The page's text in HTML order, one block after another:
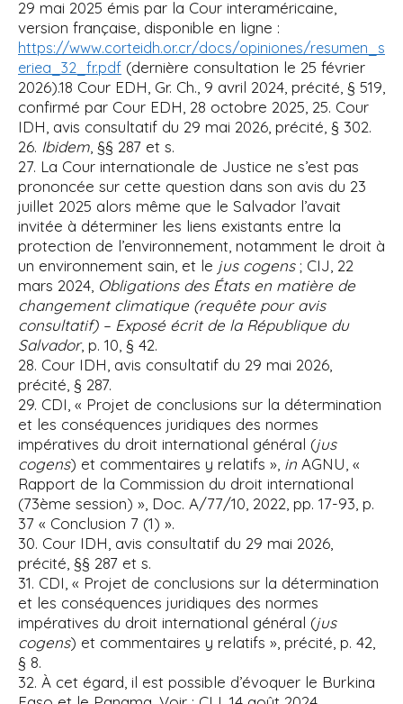
29 mai 2025 émis par la Cour interaméricaine,
version française, disponible en ligne :
https://www.corteidh.or.cr/docs/opiniones/resumen_s
eriea_32_fr.pdf (dernière consultation le 25 février
2026).18 Cour EDH, Gr. Ch., 9 avril 2024, précité, § 519,
confirmé par Cour EDH, 28 octobre 2025, 25. Cour
IDH, avis consultatif du 29 mai 2026, précité, § 302.
26. Ibidem, §§ 287 et s.
27. La Cour internationale de Justice ne s’est pas
prononcée sur cette question dans son avis du 23
juillet 2025 alors même que le Salvador l’avait
invitée à déterminer les liens existants entre la
protection de l’environnement, notamment le droit à
un environnement sain, et le jus cogens; CIJ, 22
mars 2024, Obligations des États en matière de
changement climatique (requête pour avis
consultatif) – Exposé écrit de la République du
Salvador, p. 10, § 42.
28. Cour IDH, avis consultatif du 29 mai 2026,
précité, § 287.
29. CDI, « Projet de conclusions sur la détermination
et les conséquences juridiques des normes
impératives du droit international général (jus
cogens) et commentaires y relatifs », in AGNU, «
Rapport de la Commission du droit international
(73ème session) », Doc. A/77/10, 2022, pp. 17-93, p.
37 « Conclusion 7 (1) ».
30. Cour IDH, avis consultatif du 29 mai 2026,
précité, §§ 287 et s.
31. CDI, « Projet de conclusions sur la détermination
et les conséquences juridiques des normes
impératives du droit international général (jus
cogens) et commentaires y relatifs », précité, p. 42,
§ 8.
32. À cet égard, il est possible d’évoquer le Burkina